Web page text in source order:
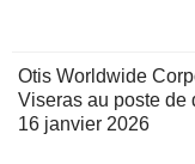
Otis Worldwide
Viseras au poste de
16 janvier 2026